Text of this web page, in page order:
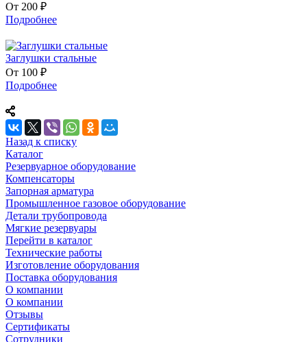
От 200 ₽
Подробнее
Заглушки стальные
От 100 ₽
Подробнее
Назад к списку
Каталог
Резервуарное оборудование
Компенсаторы
Запорная арматура
Промышленное газовое оборудование
Детали трубопровода
Мягкие резервуары
Перейти в каталог
Технические работы
Изготовление оборудования
Поставка оборудования
О компании
О компании
Отзывы
Сертификаты
Сотрудники